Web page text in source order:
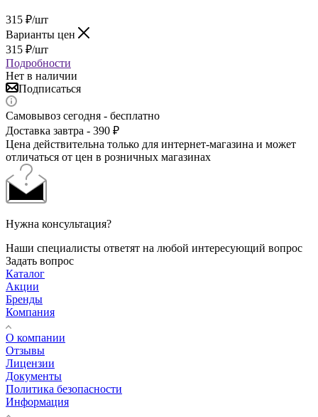
315 ₽/шт
Варианты цен
315 ₽/шт
Подробности
Нет в наличии
Подписаться
Самовывоз сегодня - бесплатно
Доставка завтра - 390 ₽
Цена действительна только для интернет-магазина и может
отличаться от цен в розничных магазинах
Нужна консультация?
Наши специалисты ответят на любой интересующий вопрос
Задать вопрос
Каталог
Акции
Бренды
Компания
О компании
Отзывы
Лицензии
Документы
Политика безопасности
Информация